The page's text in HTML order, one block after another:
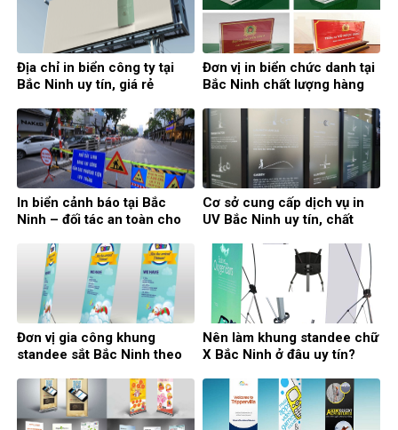
Địa chỉ in biển công ty tại
Bắc Ninh uy tín, giá rẻ
Đơn vị in biển chức danh tại
Bắc Ninh chất lượng hàng
In biển cảnh báo tại Bắc
Ninh – đối tác an toàn cho
Cơ sở cung cấp dịch vụ in
UV Bắc Ninh uy tín, chất
Đơn vị gia công khung
standee sắt Bắc Ninh theo
Nên làm khung standee chữ
X Bắc Ninh ở đâu uy tín?